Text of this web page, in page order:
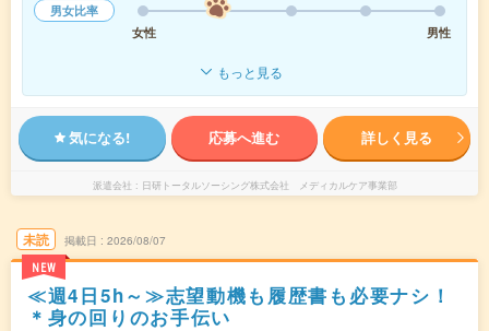
男女比率
女性
男性
もっと見る
気になる! 応募へ進む 詳しく見る
派遣会社 日研トータルソーシング株式会社 メディカルケア事業部
未読
NEW
掲載日 2026/08/07
≪週4日5h～≫志望動機も履歴書も必要ナシ！
＊身の回りのお手伝い